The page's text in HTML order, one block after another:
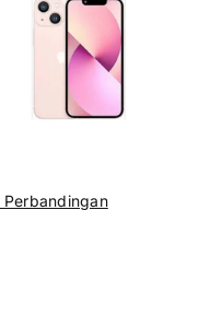
Perbandingan